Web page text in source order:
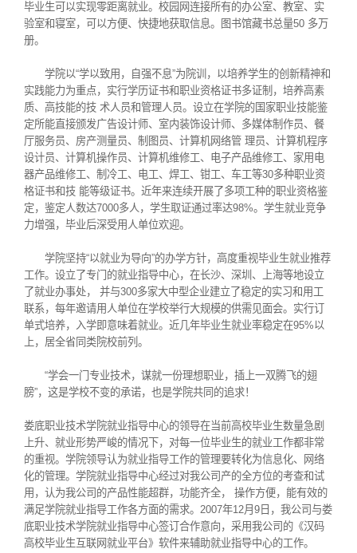
毕业生可以实现零距离就业。校园网连接所有的办公室、教室、实
验室和寝室，可以方便、快捷地获取信息。图书馆藏书总量50 多万
册。
学院以“学以致用，自强不息”为院训，以培养学生的创新精神和
实践能力为重点，实行学历证书和职业资格证书多证制，培养高素
质、高技能的技 术人员和管理人员。设立在学院的国家职业技能鉴
定所能直接颁发广告设计师、室内装饰设计师、多媒体制作员、餐
厅服务员、房产测量员、制图员、计算机网络管 理员、计算机程序
设计员、计算机操作员、计算机维修工、电子产品维修工、家用电
器产品维修工、制冷工、电工、焊工、钳工、车工等30多种职业资
格证书和技 能等级证书。近年来连续开展了多项工种的职业资格鉴
定，鉴定人数达7000多人，学生取证通过率达98%。学生就业竞争
力增强，毕业后深受用人单位欢迎。
学院坚持“以就业为导向”的办学方针，高度重视毕业生就业推荐
工作。设立了专门的就业指导中心，在长沙、深圳、上海等地设立
了就业办事处， 并与300多家大中型企业建立了稳定的实习和用工
联系，每年邀请用人单位在学校举行大规模的供需见面会。实行订
单式培养，入学即意味着就业。近几年毕业生就业率稳定在95%以
上，居全省同类院校前列。
“学会一门专业技术，谋就一份理想职业，插上一双腾飞的翅
膀”，这是学校不变的承诺，也是学院共同的追求！
娄底职业技术学院就业指导中心的领导在当前高校毕业生数量急剧
上升、就业形势严峻的情况下，对每一位毕业生的就业工作都非常
的重视。学院领导认为就业指导工作的管理要转化为信息化、网络
化的管理。学院就业指导中心经过对我公司产的全方位的考查和试
用，认为我公司的产品性能超群，功能齐全， 操作方便，能有效的
满足学院就业指导工作各方面的需求。2007年12月9日，我公司与娄
底职业技术学院就业指导中心签订合作意向，采用我公司的《汉码
高校毕业生互联网就业平台》软件来辅助就业指导中心的工作。